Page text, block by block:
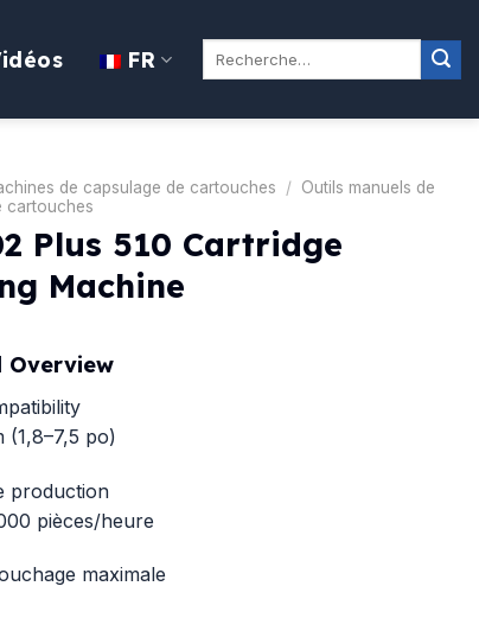
FR
de capsulage de cartouches / Outils manuels de
cartouches
Plus 510 Cartridge
Machine
Overview
(1,8–7,5 po)
production
pièces/heure
maximale